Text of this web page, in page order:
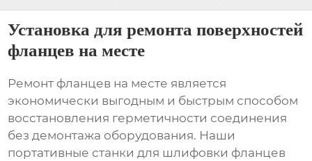
Установка для ремонта поверхностей
фланцев на месте
Ремонт фланцев на месте является
экономически выгодным и быстрым способом
восстановления герметичности соединения
без демонтажа оборудования. Наши
портативные станки для шлифовки фланцев